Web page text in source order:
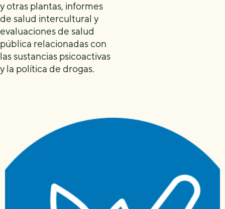
y otras plantas, informes
de salud intercultural y
evaluaciones de salud
pública relacionadas con
las sustancias psicoactivas
y la política de drogas.